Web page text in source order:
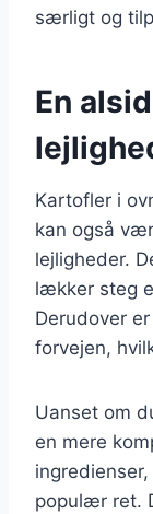
særligt og
En
Kartofler i
kan også
lejligheder.
lækker steg
Derudover
forvejen,
Uanset om
en mere
populær ret.